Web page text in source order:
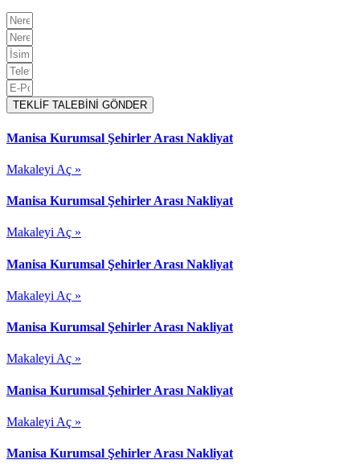
TEKLİF TALEBİNİ GÖNDER
Manisa Kurumsal Şehirler Arası Nakliyat
Makaleyi Aç »
Manisa Kurumsal Şehirler Arası Nakliyat
Makaleyi Aç »
Manisa Kurumsal Şehirler Arası Nakliyat
Makaleyi Aç »
Manisa Kurumsal Şehirler Arası Nakliyat
Makaleyi Aç »
Manisa Kurumsal Şehirler Arası Nakliyat
Makaleyi Aç »
Manisa Kurumsal Şehirler Arası Nakliyat